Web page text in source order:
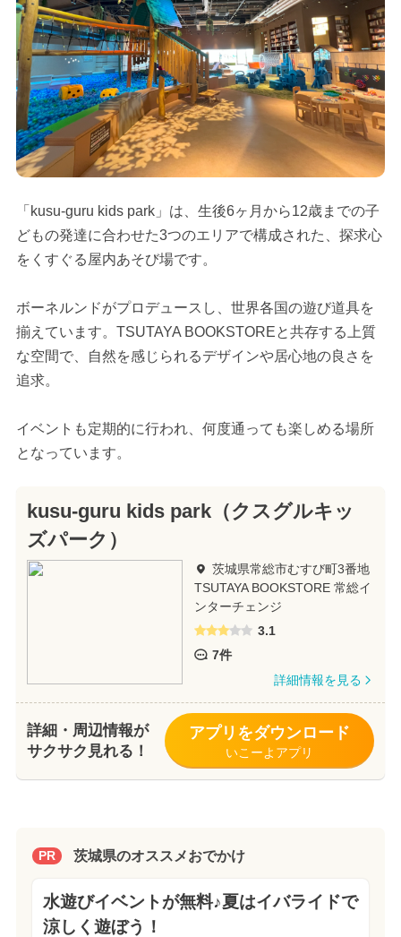
「kusu-guru kids park」は、生後6ヶ月から12歳までの子
どもの発達に合わせた3つのエリアで構成された、探求心
をくすぐる屋内あそび場です。
ボーネルンドがプロデュースし、世界各国の遊び道具を
揃えています。TSUTAYA BOOKSTOREと共存する上質
な空間で、自然を感じられるデザインや居心地の良さを
追求。
イベントも定期的に行われ、何度通っても楽しめる場所
となっています。
kusu-guru kids park（クスグルキッ
ズパーク）
茨城県常総市むすび町3番地
TSUTAYA BOOKSTORE 常総イ
ンターチェンジ
3.1
7件
詳細情報を見る
詳細・周辺情報が
サクサク見れる！
アプリをダウンロード
いこーよアプリ
PR 茨城県のオススメおでかけ
水遊びイベントが無料♪夏はイバライドで
涼しく遊ぼう！